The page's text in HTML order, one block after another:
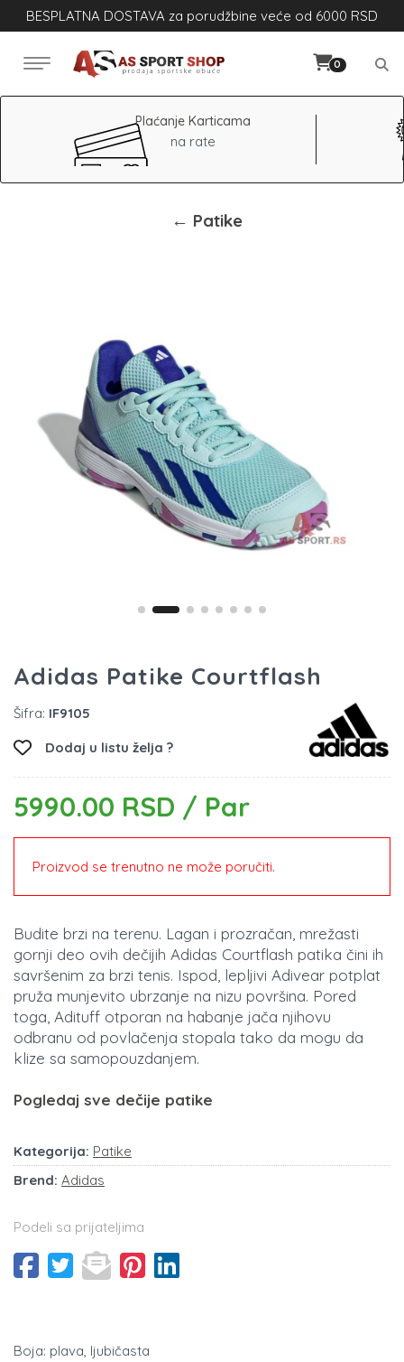
BESPLATNA DOSTAVA za porudžbine veće od 6000 RSD
0
Plaćanje Karticama
na rate
← Patike
Adidas Patike Courtflash
Šifra: IF9105
Dodaj u listu želja ?
5990.00 RSD / Par
Proizvod se trenutno ne može poručiti.
Budite brzi na terenu. Lagan i prozračan, mrežasti
gornji deo ovih dečijih Adidas Courtflash patika čini ih
savršenim za brzi tenis. Ispod, lepljivi Adivear potplat
pruža munjevito ubrzanje na nizu površina. Pored
toga, Adituff otporan na habanje jača njihovu
odbranu od povlačenja stopala tako da mogu da
klize sa samopouzdanjem.
Pogledaj sve dečije patike
Kategorija: Patike
Brend: Adidas
Podeli sa prijateljima
Boja: plava, ljubičasta